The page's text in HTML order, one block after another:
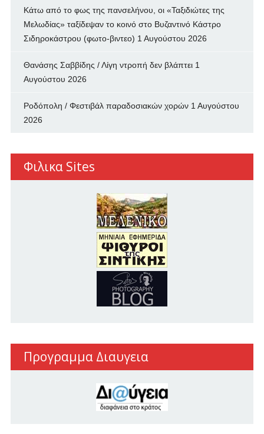
Κάτω από το φως της πανσελήνου, οι «Ταξιδιώτες της
Μελωδίας» ταξίδεψαν το κοινό στο Βυζαντινό Κάστρο
Σιδηροκάστρου (φωτο-βιντεο) 1 Αυγούστου 2026
Θανάσης Σαββίδης / Λίγη ντροπή δεν βλάπτει 1
Αυγούστου 2026
Ροδόπολη / Φεστιβάλ παραδοσιακών χορών 1 Αυγούστου
2026
Φιλικα Sites
Προγραμμα Διαυγεια